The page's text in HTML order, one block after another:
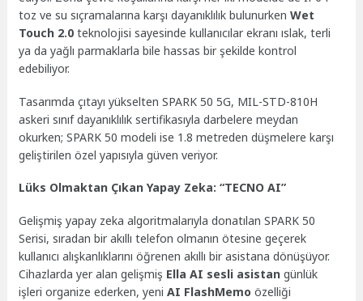
toz ve su sıçramalarına karşı dayanıklılık bulunurkenWet
Touch 2.0 teknolojisi sayesinde kullanıcılar ekranı ıslak, terli
ya da yağlı parmaklarla bile hassas bir şekilde kontrol
edebiliyor.
Tasarımda çıtayı yükselten SPARK 50 5G, MIL-STD-810H
askeri sınıf dayanıklılık sertifikasıyla darbelere meydan
okurken; SPARK 50 modeli ise 1.8 metreden düşmelere karşı
geliştirilen özel yapısıyla güven veriyor.
Lüks Olmaktan Çıkan Yapay Zeka: “TECNO AI”
Gelişmiş yapay zeka algoritmalarıyla donatılan SPARK 50
Serisi, sıradan bir akıllı telefon olmanın ötesine geçerek
kullanıcı alışkanlıklarını öğrenen akıllı bir asistana dönüşüyor.
Cihazlarda yer alan gelişmiş Ella AI sesli asistan günlük
işleri organize ederken, yeniAI FlashMemo özelliği